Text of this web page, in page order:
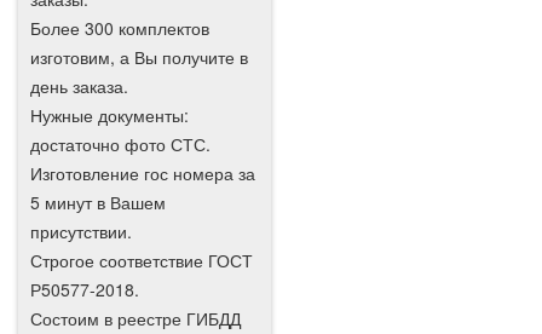
Более 300 комплектов
изготовим, а Вы получите в
день заказа.
Нужные документы:
достаточно фото СТС.
Изготовление гос номера за
5 минут в Вашем
присутствии.
Строгое соответствие ГОСТ
Р50577-2018.
Состоим в реестре ГИБДД